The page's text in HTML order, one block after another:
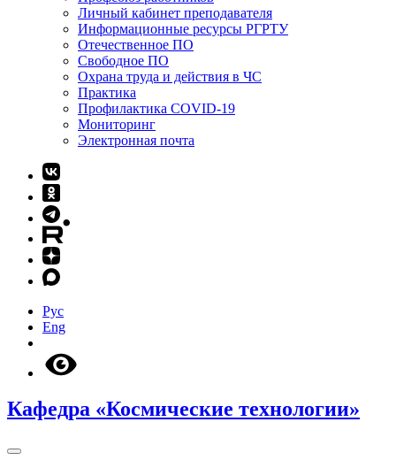
Личный кабинет преподавателя
Информационные ресурсы РГРТУ
Отечественное ПО
Свободное ПО
Охрана труда и действия в ЧС
Практика
Профилактика COVID-19
Мониторинг
Электронная почта
Рус
Eng
Кафедра «Космические технологии»